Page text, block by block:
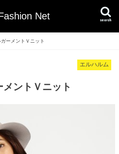
Net search
ーメントＶニット
エルハルム
ントＶニット